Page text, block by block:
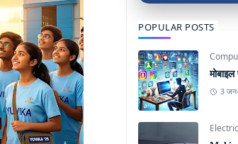
POPULAR POSTS
3